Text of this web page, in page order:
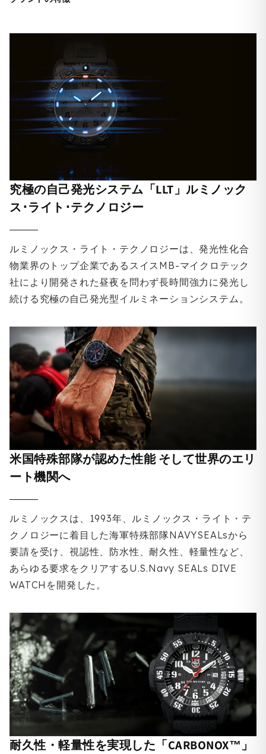
究極の自己発光システム「LLT」ルミノック
ス･ライト･テクノロジー
ルミノックス・ライト・テクノロジーは、発光性化合
物業界のトップ企業であるスイスMB-マイクロテック
社により開発された昼夜を問わず長時間強力に発光し
続ける究極の自己発光型イルミネーションシステム。
米国特殊部隊が認めた性能 そして世界のエリ
ート機関へ
ルミノックスは、1993年、ルミノックス・ライト・テ
クノロジーに着目した海軍特殊部隊NAVYSEALsから
要請を受け、視認性、防水性、耐久性、軽量性など、
あらゆる要求をクリアするU.S.Navy SEALs DIVE
WATCHを開発した。
耐久性・軽量性を実現した「CARBONOX™」